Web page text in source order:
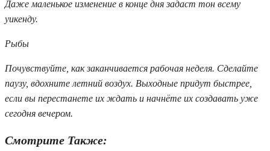
Даже маленькое изменение в конце дня задаст тон всему
уикенду.
Рыбы
Почувствуйте, как заканчивается рабочая неделя. Сделайте
паузу, вдохните летний воздух. Выходные придут быстрее,
если вы перестанете их ждать и начнёте их создавать уже
сегодня вечером.
Смотрите Также: